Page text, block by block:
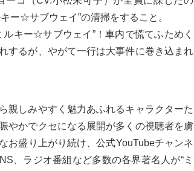
ー☆サブウェイ”の清掃をすること。
キー☆サブウェイ”！車内で慌てふためく
するが、やがて一行は大事件に巻き込まれ
親しみやすく魅力あふれるキャラクターた
やかでクセになる展開が多くの視聴者を虜
お盛り上がり続け、公式YouTubeチャンネ
、ラジオ番組など多数の各界著名人が“ミ